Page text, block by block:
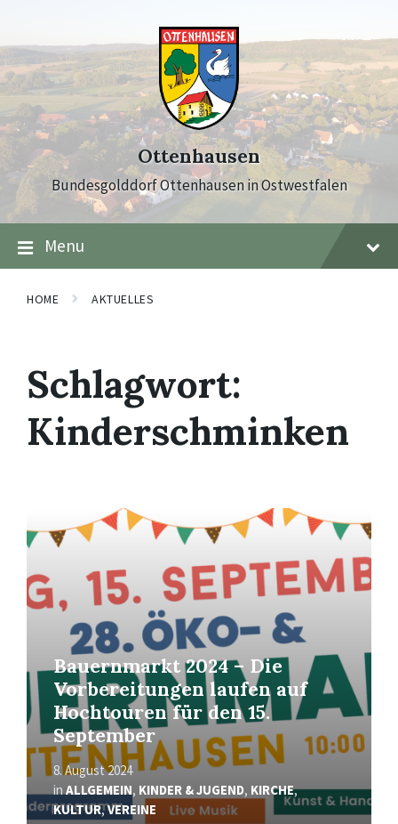
content
main
navigation
footer
Ottenhausen
Bundesgolddorf Ottenhausen in Ostwestfalen
Menu
HOME AKTUELLES
Schlagwort:
Kinderschminken
Bauernmarkt 2024 – Die
Vorbereitungen laufen auf
Hochtouren für den 15.
September
8. August 2024
inALLGEMEIN, KINDER & JUGEND, KIRCHE,
KULTUR,VEREINE
erfahren